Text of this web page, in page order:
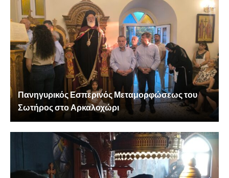
Πανηγυρικός Εσπερινός Μεταμορφώσεως του
Σωτήρος στο Αρκαλοχώρι